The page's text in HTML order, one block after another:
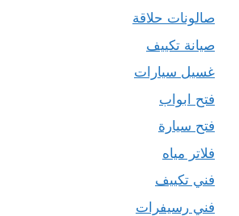
صالونات حلاقة
صيانة تكييف
غسيل سيارات
فتح ابواب
فتح سيارة
فلاتر مياه
فني تكييف
فني رسيفرات